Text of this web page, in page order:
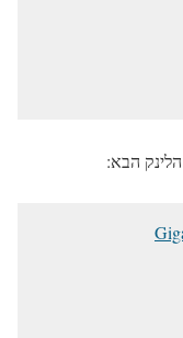
הבא: